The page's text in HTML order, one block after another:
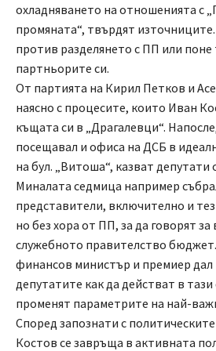
охладняването на отношенията с
промяната“, твърдят
против разделянето с ПП или поне
партньорите си.
От партията на Кирил Петков и
наясно с процесите, които Иван
къщата си в „Драгалевци“.
посещавал и офиса на ДСБ в
на бул. „Витоша“, казват депутати
Миналата седмица например
представители, включително и
но без хора от ПП, за да говорят за
служебното правителство
финансов министър и премиер дал
депутатите как да действат в тази
променят параметрите на най-
Според запознати с
Костов се завръща в активната